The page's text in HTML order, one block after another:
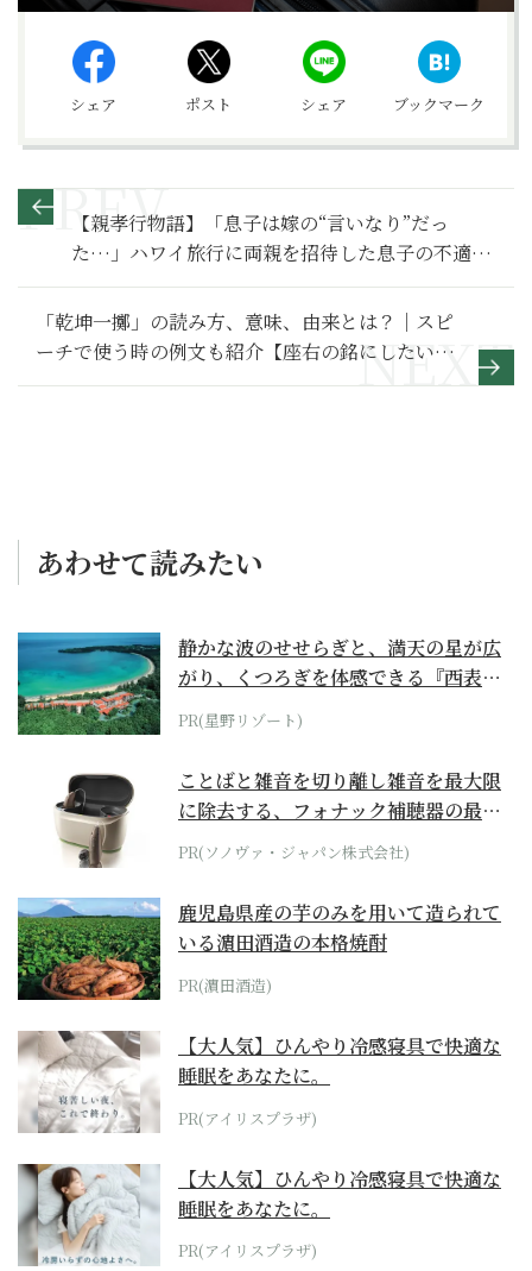
シェア ポスト シェア ブックマーク
【親孝行物語】「息子は嫁の“言いなり”だっ
た…」ハワイ旅行に両親を招待した息子の不適切
な親孝行〜その１〜
「乾坤一擲」の読み方、意味、由来とは？｜スピ
ーチで使う時の例文も紹介【座右の銘にしたい言
葉】
あわせて読みたい
静かな波のせせらぎと、満天の星が広
がり、くつろぎを体感できる『西表島
ホテル by...
PR(星野リゾート)
ことばと雑音を切り離し雑音を最大限
に除去する、フォナック補聴器の最上
位モデル
PR(ソノヴァ・ジャパン株式会社)
鹿児島県産の芋のみを用いて造られて
いる濵田酒造の本格焼酎
PR(濵田酒造)
【大人気】ひんやり冷感寝具で快適な
睡眠をあなたに。
PR(アイリスプラザ)
【大人気】ひんやり冷感寝具で快適な
睡眠をあなたに。
PR(アイリスプラザ)